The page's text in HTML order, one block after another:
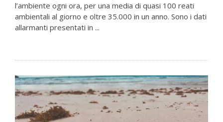
l’ambiente ogni ora, per una media di quasi 100 reati
ambientali al giorno e oltre 35.000 in un anno. Sono i dati
allarmanti presentati in ...